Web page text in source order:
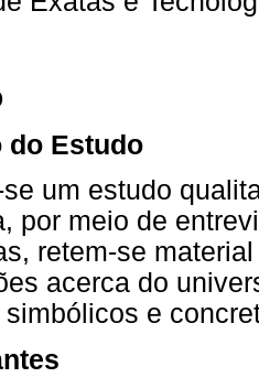
do Estudo
um estudo
por meio de
retem-se
acerca do
e